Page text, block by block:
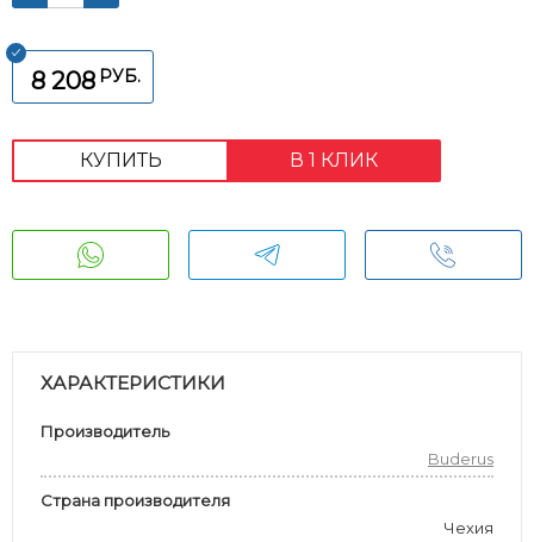
8 208 РУБ.
КУПИТЬ В 1 КЛИК
ХАРАКТЕРИСТИКИ
Производитель
Buderus
Страна производителя
Чехия